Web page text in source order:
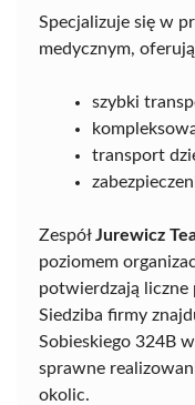
Specjalizuje się w
medycznym,
szybki
transport
ZespółJurewicz
poziomem
potwierdzają
Siedziba firmy
Sobieskiego 324B
sprawne
okolic.